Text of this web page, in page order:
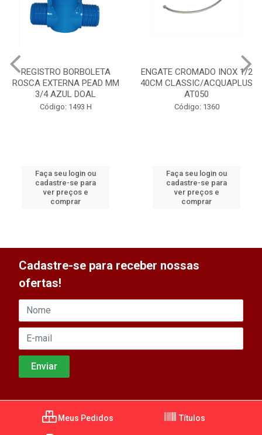
REGISTRO BORBOLETA
ROSCA EXTERNA PEAD MM
3/4 AZUL DOAL
Código: 1493 H
Faça seu login ou
cadastre-se para
ver preços e
comprar
ENGATE CROMADO INOX 1/2
40CM CLASSIC/ACQUAPLUS
AT050
Código: 1360
Faça seu login ou
cadastre-se para
ver preços e
comprar
Cadastre-se para receber nossas
ofertas!
Meus Pedidos Títulos